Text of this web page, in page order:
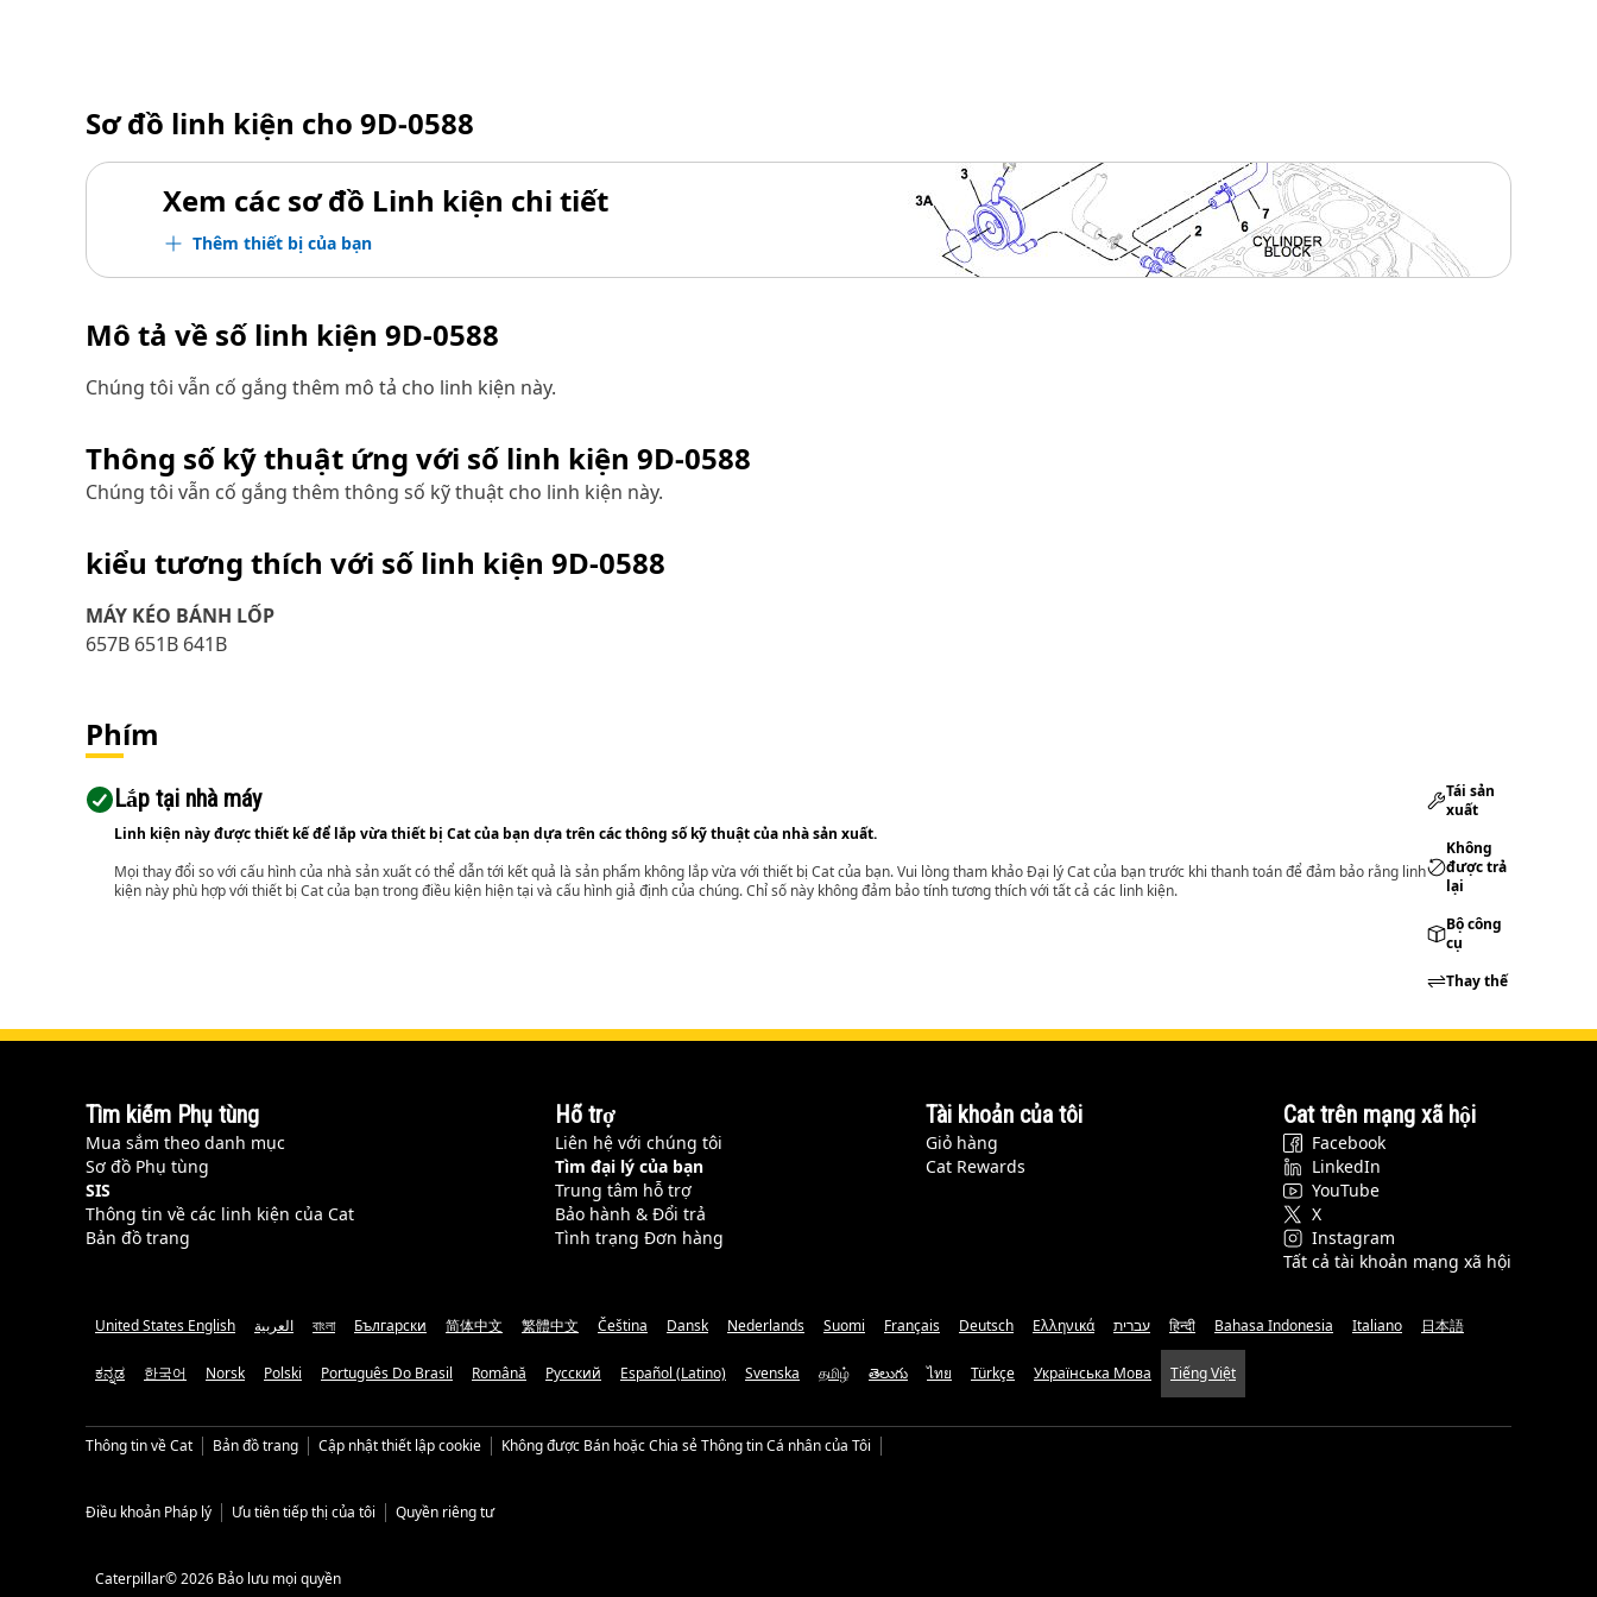
Sơ đồ linh kiện cho 9D-0588
Xem các sơ đồ Linh kiện chi tiết
Thêm thiết bị của bạn
Mô tả về số linh kiện 9D-0588
Chúng tôi vẫn cố gắng thêm mô tả cho linh kiện này.
Thông số kỹ thuật ứng với số linh kiện 9D-0588
Chúng tôi vẫn cố gắng thêm thông số kỹ thuật cho linh kiện này.
kiểu tương thích với số linh kiện 9D-0588
MÁY KÉO BÁNH LỐP
657B 651B 641B
Phím
Lắp tại nhà máy
Linh kiện này được thiết kế để lắp vừa thiết bị Cat của bạn dựa trên các thông số kỹ thuật của nhà sản xuất.
Mọi thay đổi so với cấu hình của nhà sản xuất có thể dẫn tới kết quả là sản phẩm không lắp vừa với thiết bị Cat của bạn. Vui lòng tham khảo Đại lý Cat của bạn trước khi thanh toán để đảm bảo rằng linh
kiện này phù hợp với thiết bị Cat của bạn trong điều kiện hiện tại và cấu hình giả định của chúng. Chỉ số này không đảm bảo tính tương thích với tất cả các linh kiện.
Tái sản
xuất
Không
được trả
lại
Bộ công
cụ
Thay thế
Tìm kiếm Phụ tùng
Mua sắm theo danh mục
Sơ đồ Phụ tùng
SIS
Thông tin về các linh kiện của Cat
Bản đồ trang
Hỗ trợ
Liên hệ với chúng tôi
Tìm đại lý của bạn
Trung tâm hỗ trợ
Bảo hành & Đổi trả
Tình trạng Đơn hàng
Tài khoản của tôi
Giỏ hàng
Cat Rewards
Cat trên mạng xã hội
Facebook
LinkedIn
YouTube
X
Instagram
Tất cả tài khoản mạng xã hội
United States English العربية বাংলা Български 简体中文 繁體中文 Čeština Dansk Nederlands Suomi Français Deutsch Ελληνικά עברית हिन्दी Bahasa Indonesia Italiano 日本語
ಕನ್ನಡ 한국어 Norsk Polski Português Do Brasil Română Русский Español (Latino) Svenska தமிழ் తెలుగు ไทย Türkçe Українська Мова Tiếng Việt
Thông tin về Cat Bản đồ trang Cập nhật thiết lập cookie Không được Bán hoặc Chia sẻ Thông tin Cá nhân của Tôi
Điều khoản Pháp lý Ưu tiên tiếp thị của tôi Quyền riêng tư
Caterpillar© 2026 Bảo lưu mọi quyền